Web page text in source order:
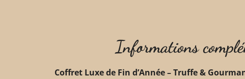
Informations
Coffret Luxe de Fin d’Année – Truffe &